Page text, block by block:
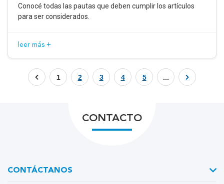
Conocé todas las pautas que deben cumplir los artículos
para ser considerados.
leer más +
1 2 3 4 5 ...
CONTACTO
CONTÁCTANOS